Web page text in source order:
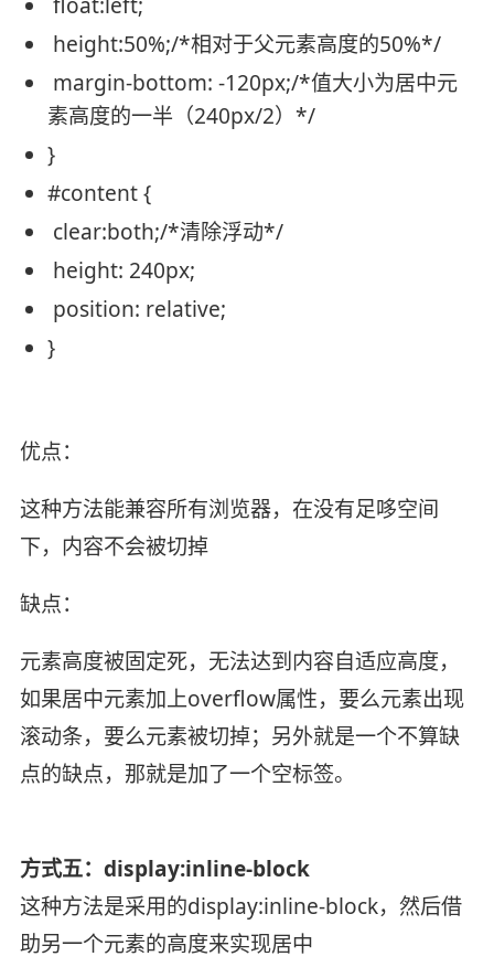
height:50%;/*相对于父元素高度的50%*/
margin-bottom: -120px;/*值大小为居中元
素高度的一半（240px/2）*/
}
#content {
clear:both;/*清除浮动*/
height: 240px;
position: relative;
}
优点：
这种方法能兼容所有浏览器，在没有足哆空间
下，内容不会被切掉
缺点：
元素高度被固定死，无法达到内容自适应高度，
如果居中元素加上overflow属性，要么元素出现
滚动条，要么元素被切掉；另外就是一个不算缺
点的缺点，那就是加了一个空标签。
方式五：display:inline-block
这种方法是采用的display:inline-block，然后借
助另一个元素的高度来实现居中